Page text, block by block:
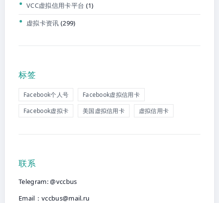
VCC虚拟信用卡平台 (1)
虚拟卡资讯 (299)
标签
Facebook个人号
Facebook虚拟信用卡
Facebook虚拟卡
美国虚拟信用卡 虚拟信用卡
联系
Telegram: @vccbus
Email： vccbus@mail.ru